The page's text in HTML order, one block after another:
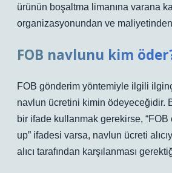
ürünün boşaltma limanına varana
organizasyonundan ve
FOB navlunu kim
FOB gönderim yöntemiyle ilgili
navlun ücretini kimin ödeyeceğidir.
bir ifade kullanmak gerekirse,
up” ifadesi varsa, navlun ücreti
alıcı tarafından karşılanması